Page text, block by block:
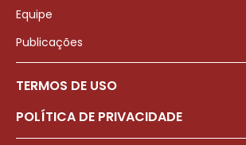
Equipe
Publicações
TERMOS DE USO
POLÍTICA DE PRIVACIDADE